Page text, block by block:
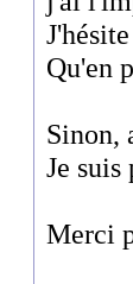
Qu'en
Sinon,
Je
Merci